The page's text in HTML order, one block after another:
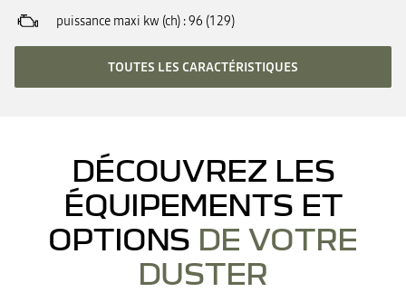
puissance maxi kw (ch) 96 (129)
TOUTES LES CARACTÉRISTIQUES
DÉCOUVREZ LES
ÉQUIPEMENTS ET
OPTIONS DE VOTRE
DUSTER